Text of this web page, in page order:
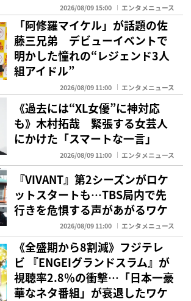
2026/08/09 15:00 エンタメニュース
「阿修羅マイケル」が話題の佐
藤三兄弟 デビューイベントで
明かした憧れの“レジェンド3人
組アイドル”
2026/08/09 11:00 エンタメニュース
《過去には“XL女優”に神対応
も》木村拓哉 緊張する女芸人
にかけた「スマートな一言」
2026/08/09 11:00 エンタメニュース
『VIVANT』第2シーズンがロケ
ットスタートも…TBS局内で先
行きを危惧する声があがるワケ
2026/08/09 11:00 エンタメニュース
《全盛期から8割減》フジテレ
ビ 『ENGEIグランドスラム』が
視聴率2.8％の衝撃…「日本一豪
華なネタ番組」が衰退したワケ